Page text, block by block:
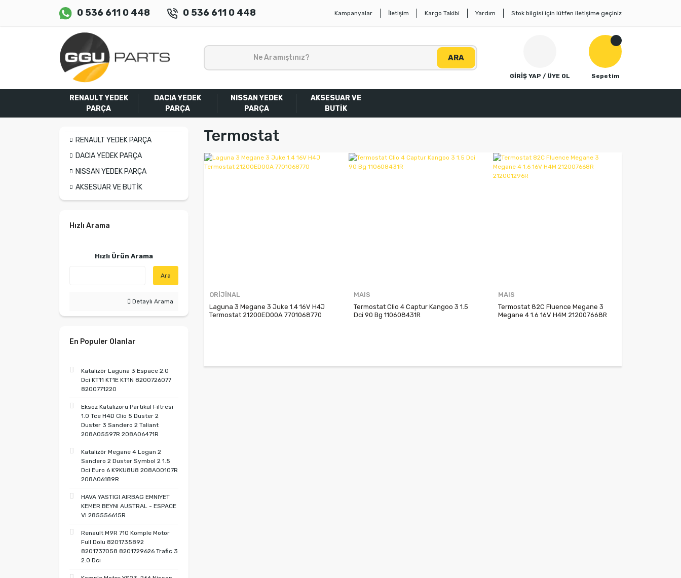
0 536 611 0 448 0 536 611 0 448 Kampanyalar İletişim Kargo Takibi Yardım Stok bilgisi için lütfen iletişime geçiniz
ARA
GİRİŞ YAP / ÜYE OL Sepetim
RENAULT YEDEK
PARÇA
DACIA YEDEK
PARÇA
NISSAN YEDEK
PARÇA
AKSESUAR VE
BUTİK
RENAULT YEDEK PARÇA
DACIA YEDEK PARÇA
NISSAN YEDEK PARÇA
AKSESUAR VE BUTİK
Hızlı Arama
Hızlı Ürün Arama
Ara
Detaylı Arama
En Populer Olanlar
Katalizör Laguna 3 Espace 2.0
Dci KT11 KT1E KT1N 8200726077
8200771220
Eksoz Katalizörü Partikül Filtresi
1.0 Tce H4D Clio 5 Duster 2
Duster 3 Sandero 2 Taliant
208A05597R 208A06471R
Katalizör Megane 4 Logan 2
Sandero 2 Duster Symbol 2 1.5
Dci Euro 6 K9KU8U8 208A00107R
208A06189R
HAVA YASTIGI AIRBAG EMNIYET
KEMER BEYNI AUSTRAL - ESPACE
VI 285556615R
Renault M9R 710 Komple Motor
Full Dolu 8201735892
8201737058 8201729626 Trafic 3
2.0 Dcı
Termostat
ORİJİNAL
Laguna 3 Megane 3 Juke 1.4 16V H4J
Termostat 21200ED00A 7701068770
MAIS
Termostat Clio 4 Captur Kangoo 3 1.5
Dci 90 Bg 110608431R
MAIS
Termostat 82C Fluence Megane 3
Megane 4 1.6 16V H4M 212007668R